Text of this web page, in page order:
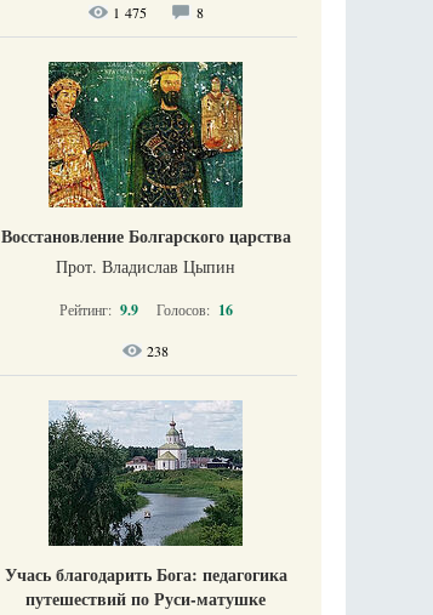
1 475 8
Восстановление Болгарского царства
Прот. Владислав Цыпин
Рейтинг: 9.9 Голосов: 16
238
Учась благодарить Бога: педагогика
путешествий по Руси-матушке